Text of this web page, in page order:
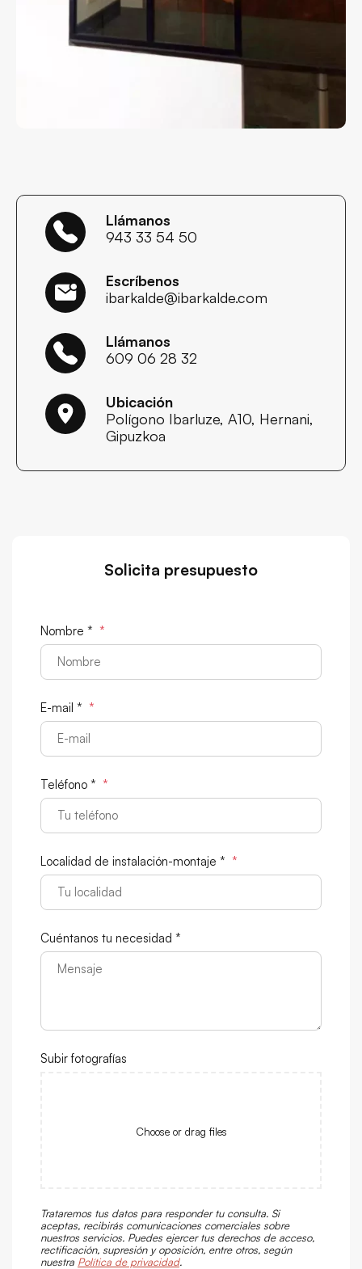
Llámanos
943 33 54 50
Escríbenos
ibarkalde@ibarkalde.com
Llámanos
609 06 28 32
Ubicación
Polígono Ibarluze, A10, Hernani,
Gipuzkoa
Solicita presupuesto
Nombre * *
E-mail * *
Teléfono * *
Localidad de instalación-montaje * *
Cuéntanos tu necesidad *
Subir fotografías
Choose or drag files
Trataremos tus datos para responder tu consulta. Si
aceptas, recibirás comunicaciones comerciales sobre
nuestros servicios. Puedes ejercer tus derechos de acceso,
rectificación, supresión y oposición, entre otros, según
nuestra Política de privacidad.